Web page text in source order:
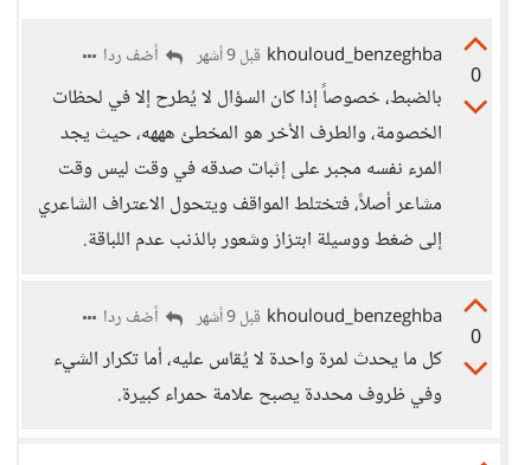
0
khouloud_benzeghba قبل 9 أشهر أضف ردا
بالضبط، خصوصاً إذا كان السؤال لا يُطرح إلا في لحظات
الخصومة، والطرف الأخر هو المخطئ هههه، حيث يجد
المرء نفسه مجبر على إثبات صدقه في وقت ليس وقت
مشاعر أصلاً، فتختلط المواقف ويتحول الاعتراف الشاعري
إلى ضغط ووسيلة ابتزاز وشعور بالذنب عدم اللباقة.
0
khouloud_benzeghba قبل 9 أشهر أضف ردا
كل ما يحدث لمرة واحدة لا يُقاس عليه، أما تكرار الشيء
وفي ظروف محددة يصبح علامة حمراء كبيرة.